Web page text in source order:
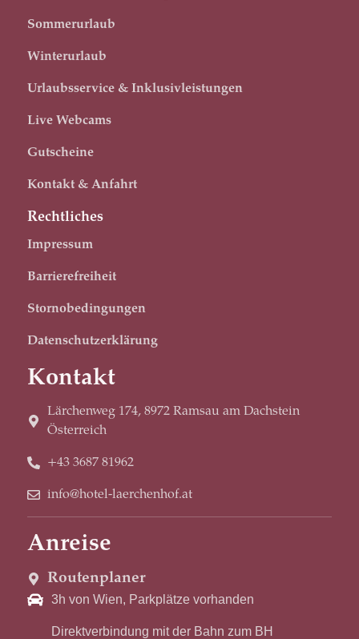
Sommerurlaub
Winterurlaub
Urlaubsservice & Inklusivleistungen
Live Webcams
Gutscheine
Kontakt & Anfahrt
Rechtliches
Impressum
Barrierefreiheit
Stornobedingungen
Datenschutzerklärung
Kontakt
Lärchenweg 174, 8972 Ramsau am Dachstein
Österreich
+43 3687 81962
info@hotel-laerchenhof.at
Anreise
Routenplaner
3h von Wien, Parkplätze vorhanden
Direktverbindung mit der Bahn zum BH